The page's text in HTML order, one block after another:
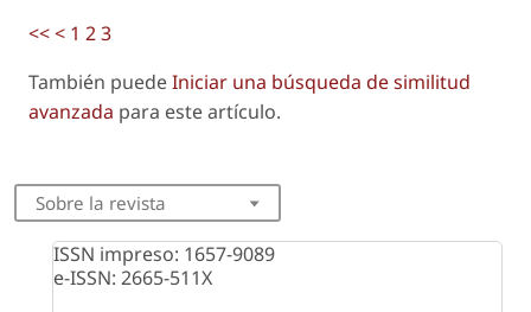
<<< 1 23
También puedeIniciar una búsqueda de similitud
avanzada para este artículo.
Sobre la revista
ISSN impreso: 1657-9089
e-ISSN: 2665-511X